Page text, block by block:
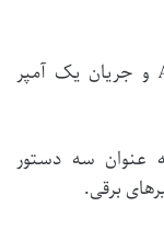
توان خروجی کنترلر قطره ای: 24 ولت AC و جریان یک آمپر
عنوان سه دستور
برقی.